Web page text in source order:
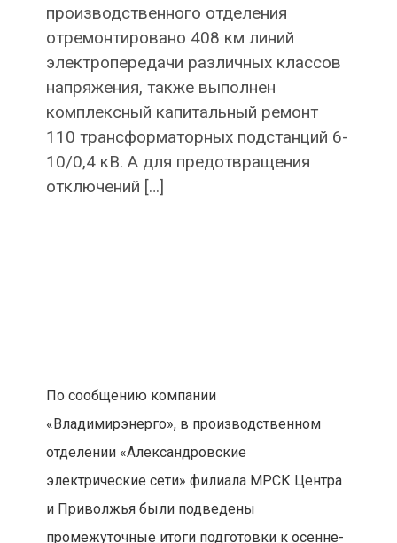
производственного отделения
отремонтировано 408 км линий
электропередачи различных классов
напряжения, также выполнен
комплексный капитальный ремонт
110 трансформаторных подстанций 6-
10/0,4 кВ. А для предотвращения
отключений […]
По сообщению компании
«Владимирэнерго», в производственном
отделении «Александровские
электрические сети» филиала МРСК Центра
и Приволжья были подведены
промежуточные итоги подготовки к осенне-